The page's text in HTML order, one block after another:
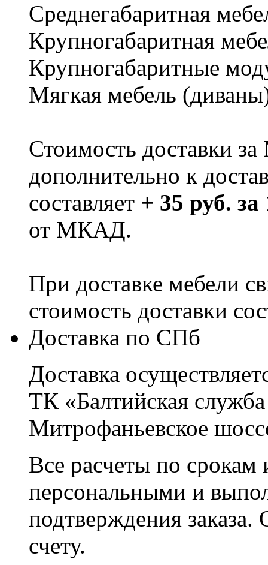
Cреднегабаритная
Крупногабаритная
Крупногабаритные
Мягкая мебель
Стоимость доставки
дополнительно к
составляет + 35 руб.
от МКАД.
При доставке мебели
стоимость доставки
Доставка по СПб
Доставка
ТК «Балтийская
Митрофаньевское
Все расчеты по срокам
персональными и
подтверждения заказа.
счету.